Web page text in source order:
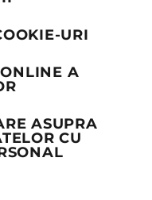
URI
A
ASUPRA
CU